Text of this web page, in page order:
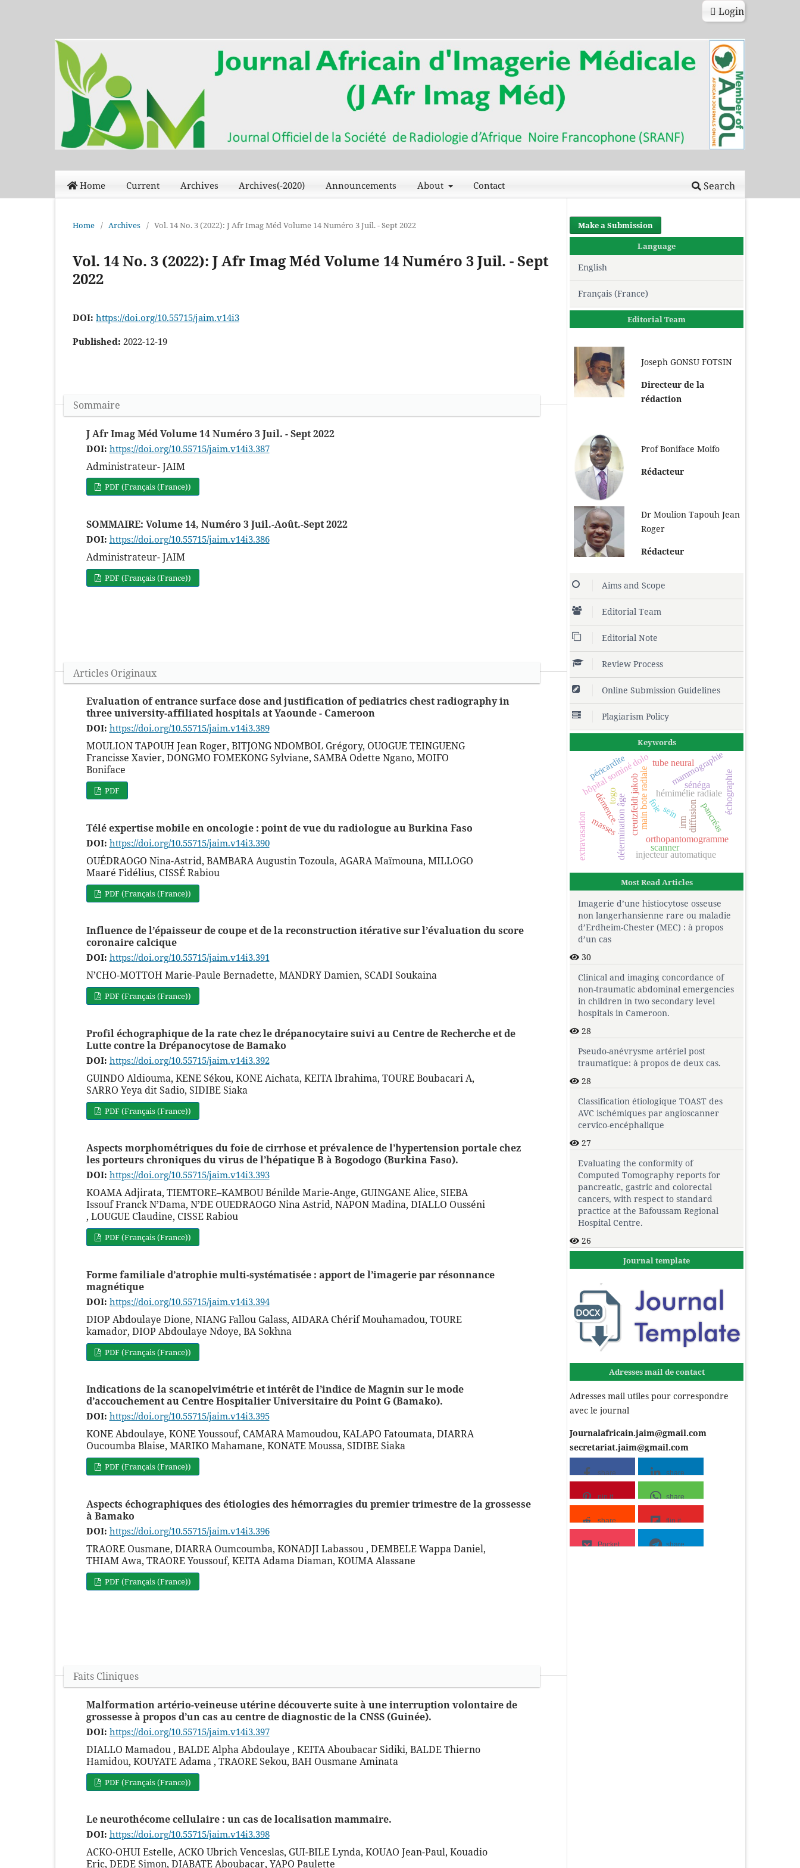
Home Current Archives Archives(-2020) Announcements About Contact Search
Login
Home / Archives / Vol. 14 No. 3 (2022): J Afr Imag Méd Volume 14 Numéro 3 Juil. - Sept 2022
Vol. 14 No. 3 (2022): J Afr Imag Méd Volume 14 Numéro 3 Juil. - Sept
2022
DOI: https://doi.org/10.55715/jaim.v14i3
Published: 2022-12-19
Sommaire
J Afr Imag Méd Volume 14 Numéro 3 Juil. - Sept 2022
DOI: https://doi.org/10.55715/jaim.v14i3.387
Administrateur- JAIM
PDF (Français (France))
SOMMAIRE: Volume 14, Numéro 3 Juil.-Août.-Sept 2022
DOI: https://doi.org/10.55715/jaim.v14i3.386
Administrateur- JAIM
PDF (Français (France))
Articles Originaux
Evaluation of entrance surface dose and justification of pediatrics chest radiography in
three university-affiliated hospitals at Yaounde - Cameroon
DOI: https://doi.org/10.55715/jaim.v14i3.389
MOULION TAPOUH Jean Roger, BITJONG NDOMBOL Grégory, OUOGUE TEINGUENG
Francisse Xavier, DONGMO FOMEKONG Sylviane, SAMBA Odette Ngano, MOIFO
Boniface
PDF
Télé expertise mobile en oncologie : point de vue du radiologue au Burkina Faso
DOI: https://doi.org/10.55715/jaim.v14i3.390
OUÉDRAOGO Nina-Astrid, BAMBARA Augustin Tozoula, AGARA Maïmouna, MILLOGO
Maaré Fidélius, CISSÉ Rabiou
PDF (Français (France))
Influence de l’épaisseur de coupe et de la reconstruction itérative sur l’évaluation du score
coronaire calcique
DOI: https://doi.org/10.55715/jaim.v14i3.391
N’CHO-MOTTOH Marie-Paule Bernadette, MANDRY Damien, SCADI Soukaina
PDF (Français (France))
Profil échographique de la rate chez le drépanocytaire suivi au Centre de Recherche et de
Lutte contre la Drépanocytose de Bamako
DOI: https://doi.org/10.55715/jaim.v14i3.392
GUINDO Aldiouma, KENE Sékou, KONE Aichata, KEITA Ibrahima, TOURE Boubacari A,
SARRO Yeya dit Sadio, SIDIBE Siaka
PDF (Français (France))
Aspects morphométriques du foie de cirrhose et prévalence de l’hypertension portale chez
les porteurs chroniques du virus de l’hépatique B à Bogodogo (Burkina Faso).
DOI: https://doi.org/10.55715/jaim.v14i3.393
KOAMA Adjirata, TIEMTORE–KAMBOU Bénilde Marie-Ange, GUINGANE Alice, SIEBA
Issouf Franck N’Dama, N’DE OUEDRAOGO Nina Astrid, NAPON Madina, DIALLO Ousséni
, LOUGUE Claudine, CISSE Rabiou
PDF (Français (France))
Forme familiale d’atrophie multi-systématisée : apport de l’imagerie par résonnance
magnétique
DOI: https://doi.org/10.55715/jaim.v14i3.394
DIOP Abdoulaye Dione, NIANG Fallou Galass, AIDARA Chérif Mouhamadou, TOURE
kamador, DIOP Abdoulaye Ndoye, BA Sokhna
PDF (Français (France))
Indications de la scanopelvimétrie et intérêt de l’indice de Magnin sur le mode
d’accouchement au Centre Hospitalier Universitaire du Point G (Bamako).
DOI: https://doi.org/10.55715/jaim.v14i3.395
KONE Abdoulaye, KONE Youssouf, CAMARA Mamoudou, KALAPO Fatoumata, DIARRA
Oucoumba Blaise, MARIKO Mahamane, KONATE Moussa, SIDIBE Siaka
PDF (Français (France))
Aspects échographiques des étiologies des hémorragies du premier trimestre de la grossesse
à Bamako
DOI: https://doi.org/10.55715/jaim.v14i3.396
TRAORE Ousmane, DIARRA Oumcoumba, KONADJI Labassou , DEMBELE Wappa Daniel,
THIAM Awa, TRAORE Youssouf, KEITA Adama Diaman, KOUMA Alassane
PDF (Français (France))
Faits Cliniques
Malformation artério-veineuse utérine découverte suite à une interruption volontaire de
grossesse à propos d’un cas au centre de diagnostic de la CNSS (Guinée).
DOI: https://doi.org/10.55715/jaim.v14i3.397
DIALLO Mamadou , BALDE Alpha Abdoulaye , KEITA Aboubacar Sidiki, BALDE Thierno
Hamidou, KOUYATE Adama , TRAORE Sekou, BAH Ousmane Aminata
PDF (Français (France))
Le neurothécome cellulaire : un cas de localisation mammaire.
DOI: https://doi.org/10.55715/jaim.v14i3.398
ACKO-OHUI Estelle, ACKO Ubrich Venceslas, GUI-BILE Lynda, KOUAO Jean-Paul, Kouadio
Eric, DEDE Simon, DIABATE Aboubacar, YAPO Paulette
Make a Submission
Language
English
Français (France)
Editorial Team
Joseph GONSU FOTSIN
Directeur de la
rédaction
Prof Boniface Moifo
Rédacteur
Dr Moulion Tapouh Jean
Roger
Rédacteur
Aims and Scope
Editorial Team
Editorial Note
Review Process
Online Submission Guidelines
Plagiarism Policy
Keywords
creutzfeldt jakob
détermination âge
hôpital sominé dolo
main bote radiale hémimélie radiale
démence. diffusion
irm
orthopantomogramme
sein échographie
mammographie
péricardite
foie
sénéga
scanner
pancréas
masses
extravasation injecteur automatique
tube neural
togo
Most Read Articles
Imagerie d’une histiocytose osseuse
non langerhansienne rare ou maladie
d’Erdheim-Chester (MEC) : à propos
d’un cas
30
Clinical and imaging concordance of
non-traumatic abdominal emergencies
in children in two secondary level
hospitals in Cameroon.
28
Pseudo-anévrysme artériel post
traumatique: à propos de deux cas.
28
Classification étiologique TOAST des
AVC ischémiques par angioscanner
cervico-encéphalique
27
Evaluating the conformity of
Computed Tomography reports for
pancreatic, gastric and colorectal
cancers, with respect to standard
practice at the Bafoussam Regional
Hospital Centre.
26
Journal template
Adresses mail de contact
Adresses mail utiles pour correspondre
avec le journal
Journalafricain.jaim@gmail.com
secretariat.jaim@gmail.com
share share
pin it share
share flip it
Pocket share